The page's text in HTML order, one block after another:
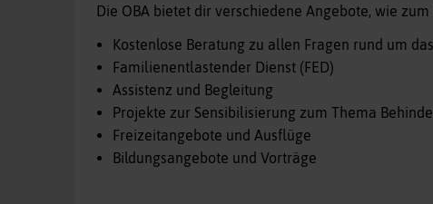
Die OBA bietet dir verschiedene Angebote, wie zum
Kostenlose Beratung zu allen Fragen rund um
Familienentlastender Dienst (FED)
Assistenz und Begleitung
Projekte zur Sensibilisierung zum Thema
Freizeitangebote und Ausflüge
Bildungsangebote und Vorträge